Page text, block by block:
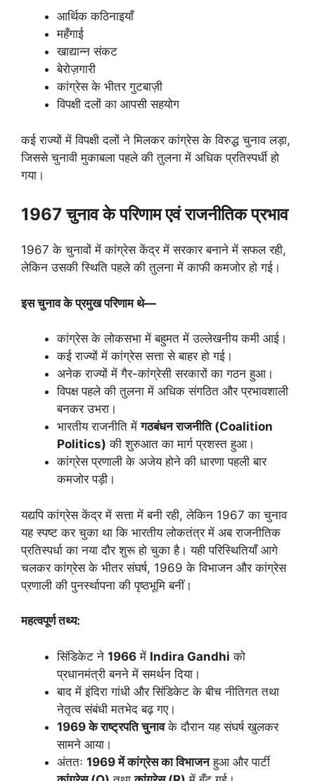
आर्थिक कठिनाइयाँ
महँगाई
खाद्यान्न संकट
बेरोज़गारी
कांग्रेस के भीतर गुटबाज़ी
विपक्षी दलों का आपसी सहयोग
कई राज्यों में विपक्षी दलों ने मिलकर कांग्रेस के विरुद्ध चुनाव लड़ा,
जिससे चुनावी मुकाबला पहले की तुलना में अधिक प्रतिस्पर्धी हो
गया।
1967चुनाव के परिणाम एवं राजनीतिक प्रभाव
1967 के चुनावों में कांग्रेस केंद्र में सरकार बनाने में सफल रही,
लेकिन उसकी स्थिति पहले की तुलना में काफी कमजोर हो गई।
इस चुनाव के प्रमुख परिणाम थे—
कांग्रेस के लोकसभा में बहुमत में उल्लेखनीय कमी आई।
कई राज्यों में कांग्रेस सत्ता से बाहर हो गई।
अनेक राज्यों में गैर-कांग्रेसी सरकारों का गठन हुआ।
विपक्ष पहले की तुलना में अधिक संगठित और प्रभावशाली
बनकर उभरा।
भारतीय राजनीति मेंगठबंधन राजनीति (Coalition
Politics) की शुरुआत का मार्ग प्रशस्त हुआ।
कांग्रेस प्रणाली के अजेय होने की धारणा पहली बार
कमजोर पड़ी।
यद्यपि कांग्रेस केंद्र में सत्ता में बनी रही, लेकिन 1967 का चुनाव
यह स्पष्ट कर चुका था कि भारतीय लोकतंत्र में अब राजनीतिक
प्रतिस्पर्धा का नया दौर शुरू हो चुका है। यही परिस्थितियाँ आगे
चलकर कांग्रेस के भीतर संघर्ष, 1969 के विभाजन और कांग्रेस
प्रणाली की पुनर्स्थापना की पृष्ठभूमि बनीं।
महत्वपूर्ण तथ्य:
सिंडिकेट ने 1966 में Indira Gandhi को
प्रधानमंत्री बनने में समर्थन दिया।
बाद में इंदिरा गांधी और सिंडिकेट के बीच नीतिगत तथा
नेतृत्व संबंधी मतभेद बढ़ गए।
1969के राष्ट्रपति चुनावके दौरान यह संघर्ष खुलकर
सामने आया।
अंततः 1969में कांग्रेस का विभाजनहुआ और पार्टी